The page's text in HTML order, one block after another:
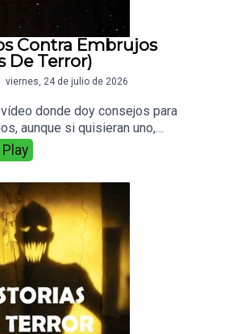
Contra Embrujos
De Terror)
viernes, 24 de julio de 2026
vídeo donde doy consejos para
aunque si quisieran uno,
saber en los comentarios. La
brujería y al saber quien es uno de
sabran por que el nombre de esta
Play